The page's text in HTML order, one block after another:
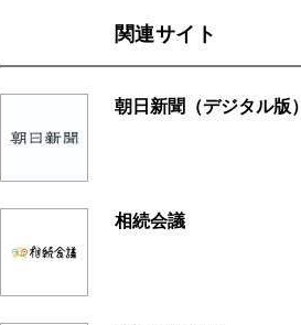
関連サイト
朝日新聞（デジタル版）
相続会議